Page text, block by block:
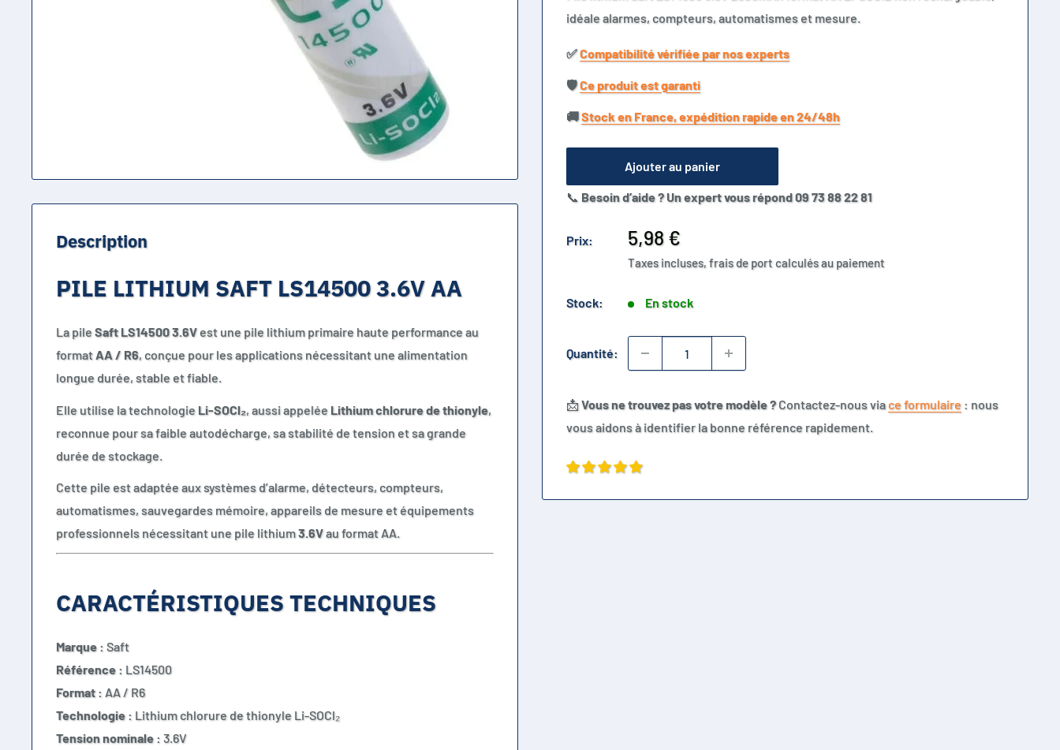
idéale alarmes, compteurs, automatismes et mesure.
✅​Compatibilité vérifiée par nos experts
🛡️​Ce produit est garanti
🚚​Stock en France, expédition rapide en 24/48h
Ajouter au panier
📞 Besoin d’aide ? Un expert vous répond 09 73 88 22 81
Prix:
Prix
réduit
5,98 €
Taxes incluses, frais de port calculés au paiement
Stock: En stock
Quantité:
📩Vous ne trouvez pas votre modèle ?Contactez-nous viace formulaire : nous
vous aidons à identifier la bonne référence rapidement.
Description
PILE LITHIUM SAFT LS14500 3.6V AA
La pileSaft LS14500 3.6V est une pile lithium primaire haute performance au
formatAA / R6, conçue pour les applications nécessitant une alimentation
longue durée, stable et fiable.
Elle utilise la technologie Li-SOCl₂, aussi appelée Lithium chlorure de thionyle,
reconnue pour sa faible autodécharge, sa stabilité de tension et sa grande
durée de stockage.
Cette pile est adaptée aux systèmes d’alarme, détecteurs, compteurs,
automatismes, sauvegardes mémoire, appareils de mesure et équipements
professionnels nécessitant une pile lithium3.6Vau format AA.
CARACTÉRISTIQUES TECHNIQUES
Marque : Saft
Référence : LS14500
Format : AA / R6
Technologie : Lithium chlorure de thionyle Li-SOCl₂
Tension nominale : 3.6V